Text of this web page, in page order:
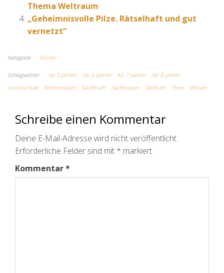
Thema Weltraum
„Geheimnisvolle Pilze. Rätselhaft und gut
vernetzt“
Kategorie Bücher
Schlagwörter Ab 5 Jahren Ab 6 Jahren Ab 7 Jahren
Ab 8 Jahren
Grundschule
Kinderwissen Sachbuch Sachwissen Tierbuch Tiere Wissen
Schreibe einen Kommentar
Deine E-Mail-Adresse wird nicht veröffentlicht.
Erforderliche Felder sind mit * markiert
Kommentar*